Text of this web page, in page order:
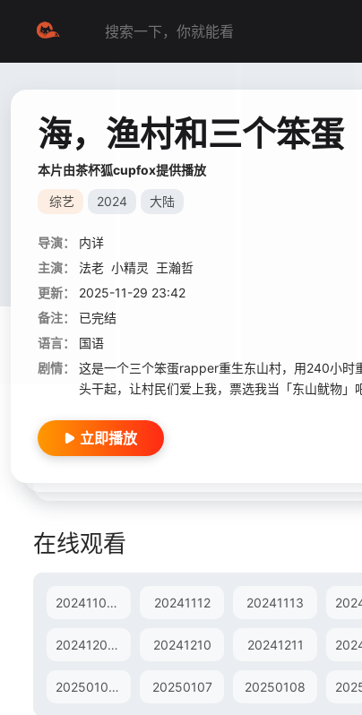
海，渔村和三个笨蛋
本片由茶杯狐cupfox提供播放
综艺 2024 大陆
导演：
内详
主演：
法老 小精灵
王瀚哲
更新：
2025-11-29 23:42
备注：
已完结
语言：
国语
剧情：
这是一个三个笨蛋rapper重生东山村，用240小时
头干起，让村民们爱上我，票选我当「东山鱿物」
立即播放
在线观看
20241107预告片 20241112 20241113
20241208衍生东山TV 20241210 20241211
20250105衍生 20250107 20250108